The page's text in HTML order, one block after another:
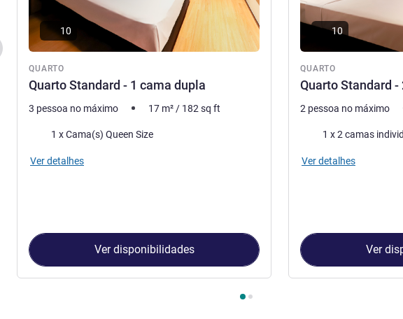
Anterior - Quarto
QUARTO
Quarto Standard - 1 cama dupla
10
3 pessoa no máximo 17 m² / 182 sq ft
Cama1 x Cama(s) Queen Size
Ver detalhes
Ver disponibilidades
QUARTO
Quarto Standard -
10
2 pessoa no máximo
Cama1 x 2 camas
Ver detalhes
Ver